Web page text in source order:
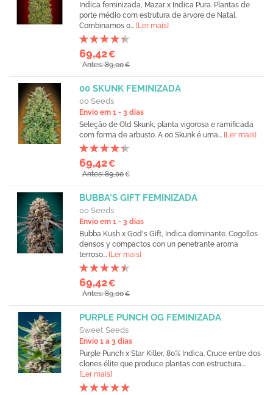
Indica feminizada, Mazar x Indica Pura. Plantas de
porte médio com estrutura de árvore de Natal.
Combinamos o... [Ler mais]
69,42€
Antes: 89,00€
00 SKUNK FEMINIZADA
00 Seeds
Envio em 1 - 3 dias
Seleção de Old Skunk, planta vigorosa e ramificada
com forma de arbusto. A 00 Skunk é uma... [Ler mais]
69,42€
Antes: 89,00€
BUBBA'S GIFT FEMINIZADA
00 Seeds
Envio em 1 - 3 dias
Bubba Kush x God's Gift, Indica dominante. Cogollos
densos y compactos con un penetrante aroma
terroso... [Ler mais]
69,42€
Antes: 89,00€
PURPLE PUNCH OG FEMINIZADA
Sweet Seeds
Envío 1 a 3 días
Purple Punch x Star Killer, 80% Indica. Cruce entre dos
clones élite que produce plantas con estructura...
[Ler mais]